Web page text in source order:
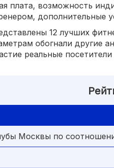
плата, возможность
дополнительные
12 лучших
обогнали другие
реальные
Москвы по